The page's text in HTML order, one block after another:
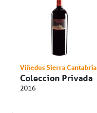
Viñedos Sierra Cantabria
Coleccion Privada
2016